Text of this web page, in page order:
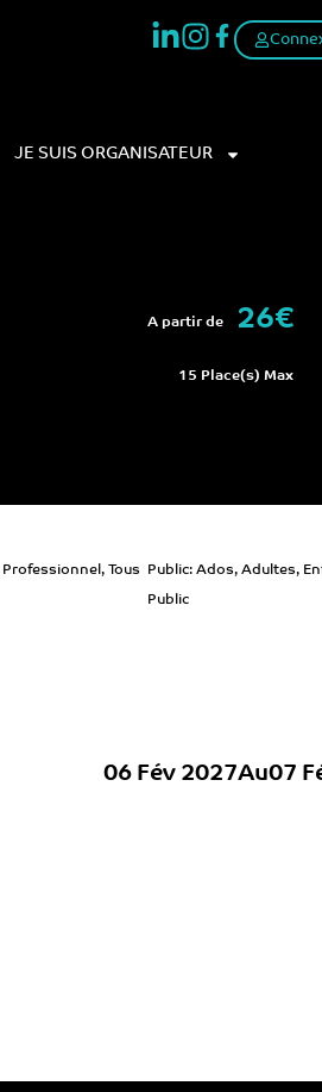
JE SUIS ORGANISATEUR
A partir de 26€
15 Place(s) Max
Professionnel,Tous Public: Ados, Adultes,
Public
06 Fév 2027Au07